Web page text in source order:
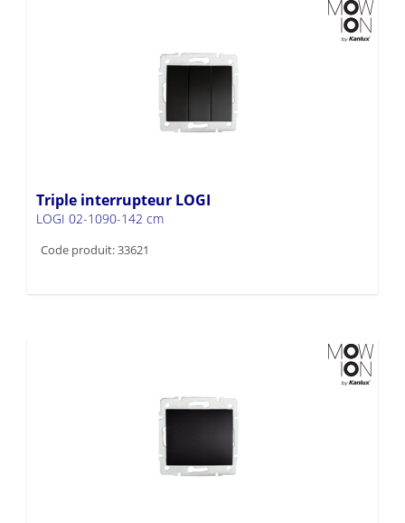
Triple interrupteur LOGI
LOGI 02-1090-142 cm
Code produit: 33621